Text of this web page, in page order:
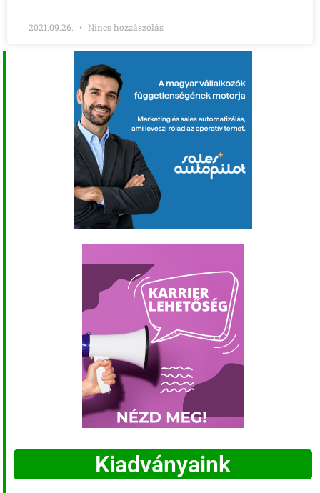
2021.09.26. Nincs hozzászólás
Kiadványaink